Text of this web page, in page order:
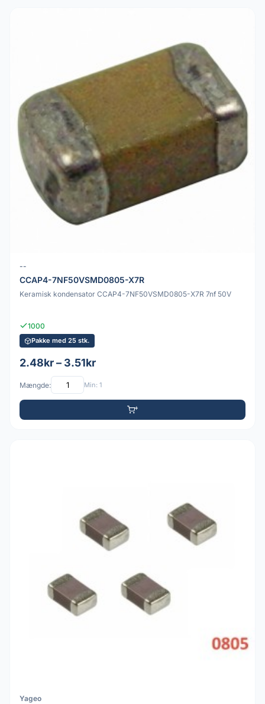
--
CCAP4-7NF50VSMD0805-X7R
Keramisk kondensator CCAP4-7NF50VSMD0805-X7R 7nf 50V
1000
Pakke med 25 stk.
2.48kr – 3.51kr
Mængde: Min: 1
Yageo